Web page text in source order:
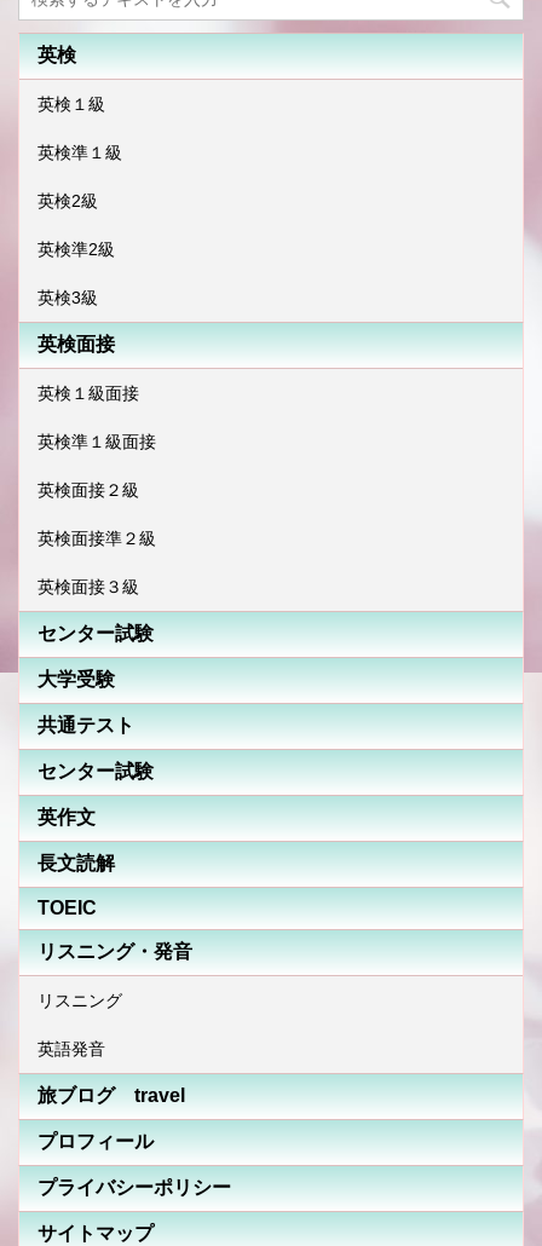
英検
英検１級
英検準１級
英検2級
英検準2級
英検3級
英検面接
英検１級面接
英検準１級面接
英検面接２級
英検面接準２級
英検面接３級
センター試験
大学受験
共通テスト
センター試験
英作文
長文読解
TOEIC
リスニング・発音
リスニング
英語発音
旅ブログ travel
プロフィール
プライバシーポリシー
サイトマップ